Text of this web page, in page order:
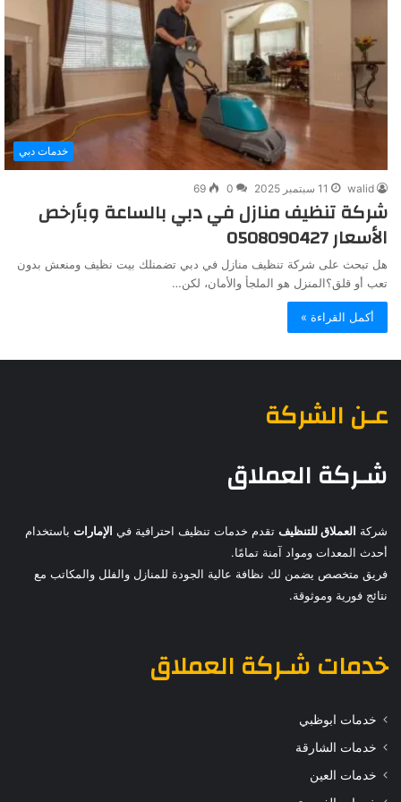
خدمات دبي
walid 11 سبتمبر 2025 0
69
شركة تنظيف منازل في دبي بالساعة وبأرخص
الأسعار 0508090427
هل تبحث على شركة تنظيف منازل في دبي تضمنلك بيت نظيف ومنعش بدون
تعب أو قلق؟المنزل هو الملجأ والأمان، لكن…
أكمل القراءة »
عـن الشركة
شـركة العملاق
شركة العملاق للتنظيف تقدم خدمات تنظيف احترافية في الإمارات باستخدام
أحدث المعدات ومواد آمنة تمامًا.
فريق متخصص يضمن لك نظافة عالية الجودة للمنازل والفلل والمكاتب مع
نتائج فورية وموثوقة.
خدمات شـركة العملاق
خدمات ابوظبي
خدمات الشارقة
خدمات العين